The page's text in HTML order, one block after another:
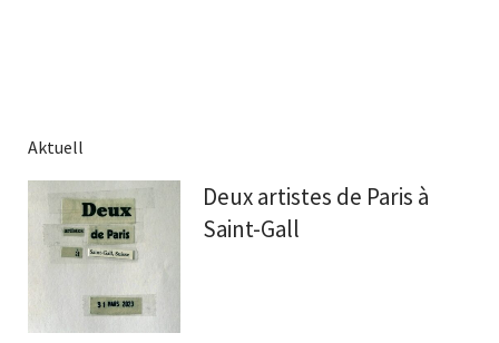
Aktuell
Deux artistes de Paris à
Saint-Gall